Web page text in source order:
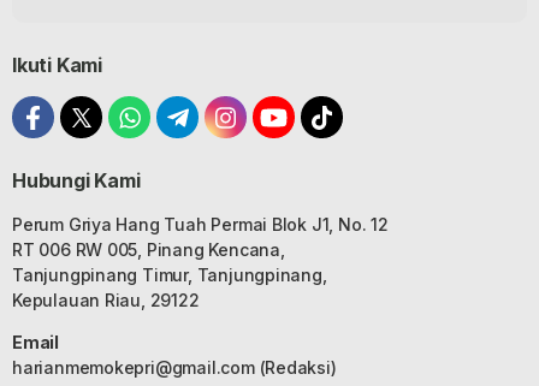
Ikuti Kami
Hubungi Kami
Perum Griya Hang Tuah Permai Blok J1, No. 12
RT 006 RW 005, Pinang Kencana,
Tanjungpinang Timur, Tanjungpinang,
Kepulauan Riau, 29122
Email
harianmemokepri@gmail.com(Redaksi)